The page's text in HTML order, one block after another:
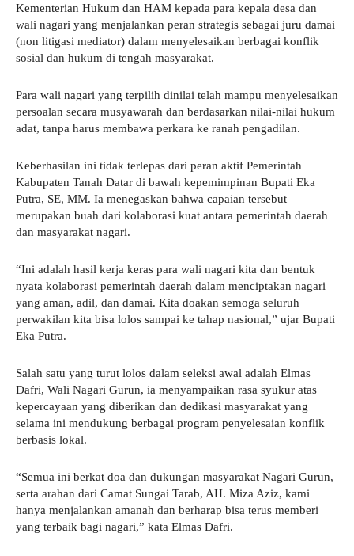
Kementerian Hukum dan HAM kepada para kepala desa dan
wali nagari yang menjalankan peran strategis sebagai juru damai
(non litigasi mediator) dalam menyelesaikan berbagai konflik
sosial dan hukum di tengah masyarakat.
Para wali nagari yang terpilih dinilai telah mampu menyelesaikan
persoalan secara musyawarah dan berdasarkan nilai-nilai hukum
adat, tanpa harus membawa perkara ke ranah pengadilan.
Keberhasilan ini tidak terlepas dari peran aktif Pemerintah
Kabupaten Tanah Datar di bawah kepemimpinan Bupati Eka
Putra, SE, MM. Ia menegaskan bahwa capaian tersebut
merupakan buah dari kolaborasi kuat antara pemerintah daerah
dan masyarakat nagari.
“Ini adalah hasil kerja keras para wali nagari kita dan bentuk
nyata kolaborasi pemerintah daerah dalam menciptakan nagari
yang aman, adil, dan damai. Kita doakan semoga seluruh
perwakilan kita bisa lolos sampai ke tahap nasional,” ujar Bupati
Eka Putra.
Salah satu yang turut lolos dalam seleksi awal adalah Elmas
Dafri, Wali Nagari Gurun, ia menyampaikan rasa syukur atas
kepercayaan yang diberikan dan dedikasi masyarakat yang
selama ini mendukung berbagai program penyelesaian konflik
berbasis lokal.
“Semua ini berkat doa dan dukungan masyarakat Nagari Gurun,
serta arahan dari Camat Sungai Tarab, AH. Miza Aziz, kami
hanya menjalankan amanah dan berharap bisa terus memberi
yang terbaik bagi nagari,” kata Elmas Dafri.